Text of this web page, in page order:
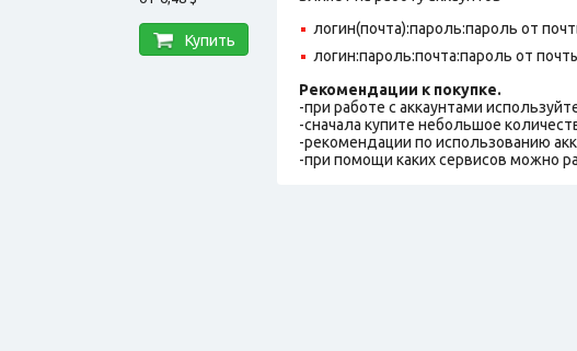
Купить
логин(почта):пароль:пароль от
логин:пароль:почта:пароль от
Рекомендации к покупке.
-при работе с аккаунтами
-сначала купите небольшое
-рекомендации по использованию
-при помощи каких сервисов можно